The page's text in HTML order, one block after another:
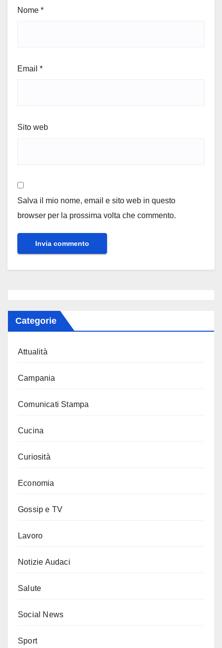
Nome *
Email *
Sito web
Salva il mio nome, email e sito web in questo
browser per la prossima volta che commento.
Categorie
Attualità
Campania
Comunicati Stampa
Cucina
Curiosità
Economia
Gossip e TV
Lavoro
Notizie Audaci
Salute
Social News
Sport